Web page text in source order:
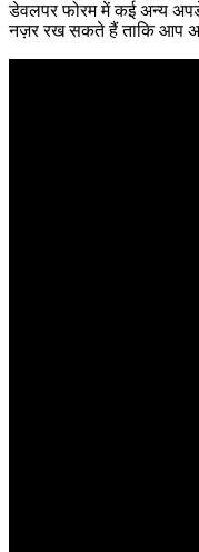
डेवलपर फोरम में कई अन्य
नज़र रख सकते हैं ताकि आप